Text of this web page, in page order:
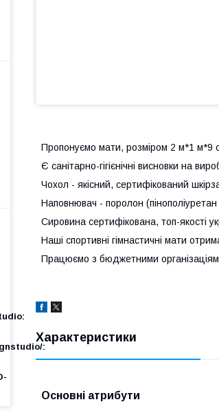
Пропонуємо мати, розміром 2 м*1 м*9
Є санітарно-гігієнічні висновки на
Чохол - якісний, сертифікований
Наповнювач - поролон
Сировина сертифікована, топ-якості
Наші спортивні гімнастичні мати
Працюємо з бюджетними
Характеристики
Основні атрибути